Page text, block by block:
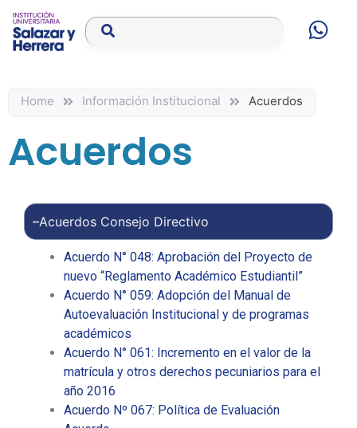
Home Información Institucional Acuerdos
Acuerdos
Acuerdos Consejo Directivo
Acuerdo N° 048: Aprobación del Proyecto de
nuevo “Reglamento Académico Estudiantil”
Acuerdo N° 059: Adopción del Manual de
Autoevaluación Institucional y de programas
académicos
Acuerdo N° 061: Incremento en el valor de la
matrícula y otros derechos pecuniarios para el
año 2016
Acuerdo Nº 067: Política de Evaluación